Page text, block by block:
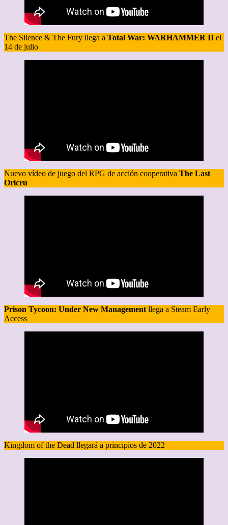
The Silence & The Fury llega a Total War: WARHAMMER II el
14 de julio
Nuevo vídeo de juego del RPG de acción cooperativa The Last
Oricru
Prison Tycoon: Under New Management llega a Steam Early
Access
Kingdom of the Dead llegará a principios de 2022